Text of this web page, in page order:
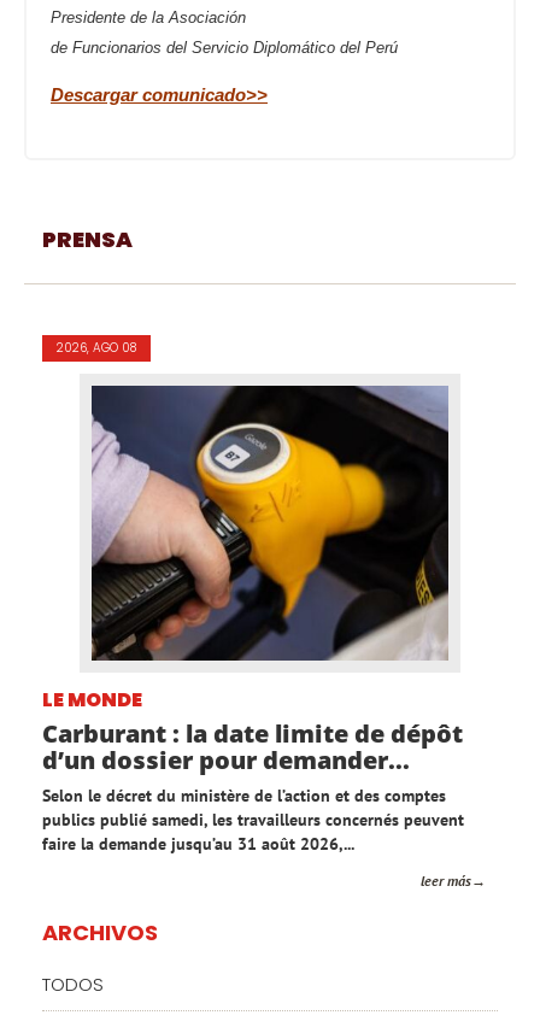
Presidente de la Asociación
de Funcionarios del Servicio Diplomático del Perú
Descargar comunicado>>
PRENSA
2026, AGO 08
LE MONDE
Carburant : la date limite de dépôt
d’un dossier pour demander...
Selon le décret du ministère de l’action et des comptes
publics publié samedi, les travailleurs concernés peuvent
faire la demande jusqu’au 31 août 2026,...
leer más
ARCHIVOS
TODOS